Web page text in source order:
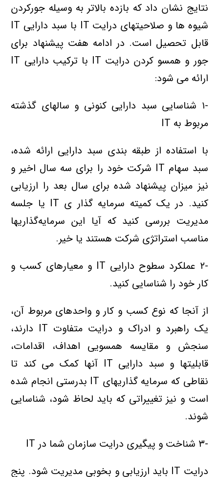
نتايج نشان داد که بازده بالاتر به وسيله جوركردن
شيوه ها و صلاحيتهاي درايت IT با سبد دارايي IT
قابل تحصيل است. در ادامه هفت پيشنهاد براي
جور و همسو کردن درايت IT با ترکيب دارايي IT
ارائه مي شود:
-۱ شناسايي سبد دارايي کنوني و سالهاي گذشته
مربوط به IT
با استفاده از طبقه بندي سبد دارايي ارائه شده،
سبد سهام IT شرکت خود را براي سه سال اخير و
نيز ميزان پيشنهاد شده براي سال بعد را ارزيابي
کنيد. در يک کميته سرمايه گذار ي IT يا جلسه
مديريت بررسي کنيد که آيا اين سرمايه‌گذاريها
مناسب استراتژي شرکت هستند يا خير.
-۲ عملکرد سطوح دارايي IT و معيارهاي کسب و
کار خود را شناسايي کنيد.
از آنجا که نوع کسب و کار و واحدهاي مربوط آن،
يک راهبرد و ادراک و درايت متفاوت IT دارند،
سنجش و مقايسه همسويي اهداف، اقدامات،
قابليتها و سبد دارايي IT آنها کمک مي کند تا
نقاطي که سرمايه گذاريهاي IT بدرستي انجام شده
است و نيز تغييراتي که بايد لحاظ شود، شناسايي
شوند.
-۳ شناخت و پيگيري درايت سازمان شما در IT
درايت IT بايد ارزيابي و بخوبي مديريت شود. پنج